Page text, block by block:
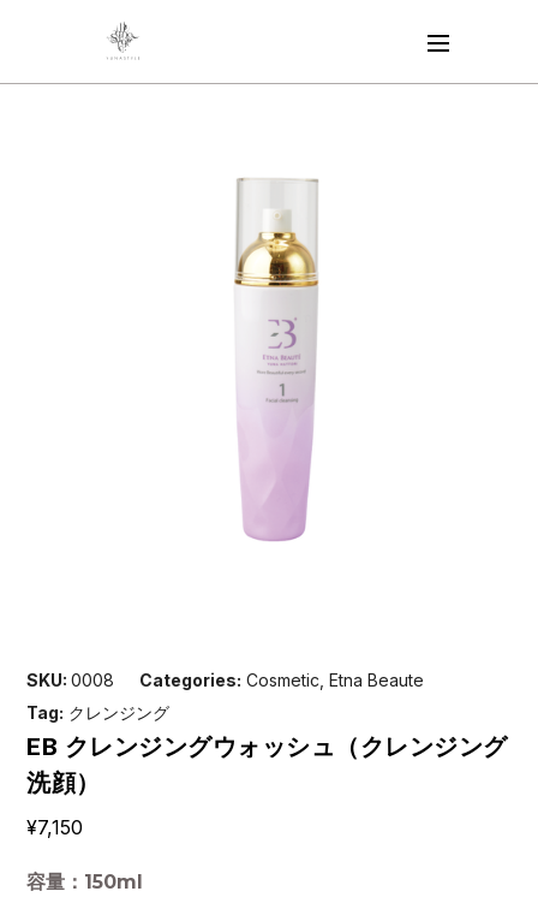
SKU:0008 Categories: Cosmetic ,Etna Beaute
Tag: クレンジング
EB クレンジングウォッシュ（クレンジング
洗顔）
¥7,150
容量：150ml